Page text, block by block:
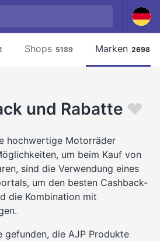
Shops 5189 Marken 2698
und Rabatte
hochwertige Motorräder
um beim Kauf von
sind die Verwendung eines
um den besten Cashback-
die Kombination mit
gefunden, die AJP Produkte